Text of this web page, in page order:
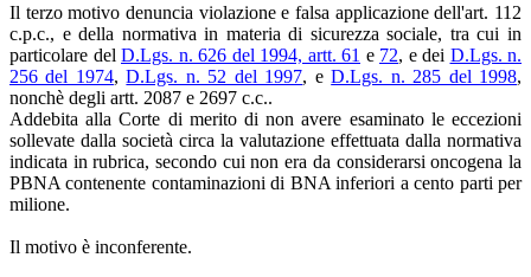
Il terzo motivo denuncia violazione e falsa applicazione dell'art. 112
c.p.c., e della normativa in materia di sicurezza sociale, tra cui in
particolare del D.Lgs. n. 626 del 1994, artt. 61 e 72, e dei D.Lgs. n.
256 del 1974,D.Lgs. n. 52 del 1997, eD.Lgs. n. 285 del 1998,
nonchè degli artt. 2087 e 2697 c.c..
Addebita alla Corte di merito di non avere esaminato le eccezioni
sollevate dalla società circa la valutazione effettuata dalla normativa
indicata in rubrica, secondo cui non era da considerarsi oncogena la
PBNA contenente contaminazioni di BNA inferiori a cento parti per
milione.
Il motivo è inconferente.